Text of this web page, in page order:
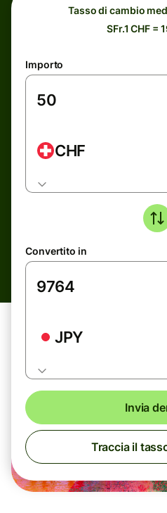
Tasso di cambio
SFr.1 CHF =
Importo
CHF
Convertito in
JPY
Invia
Traccia il